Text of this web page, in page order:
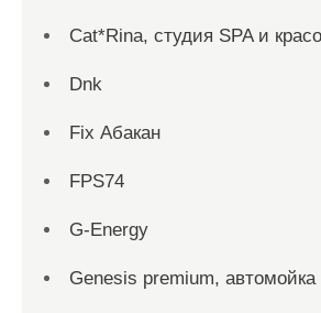
Cat*Rina, студия SPA и
Dnk
Fix Абакан
FPS74
G-Energy
Genesis premium, автомойка